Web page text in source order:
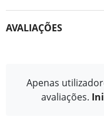
AVALIAÇÕES
Apenas
avaliações.